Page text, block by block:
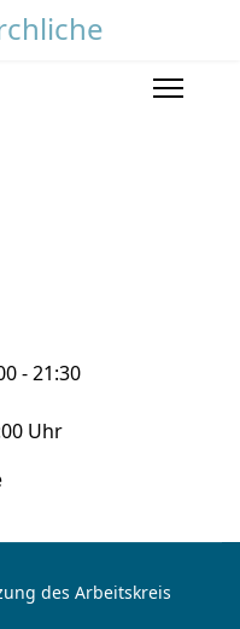
- 21:30
Uhr
des Arbeitskreis